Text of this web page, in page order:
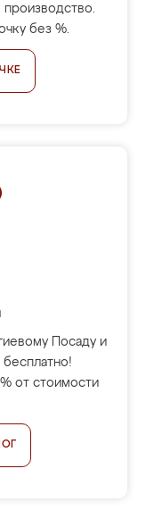
производство.
без %.
Посаду и
от стоимости